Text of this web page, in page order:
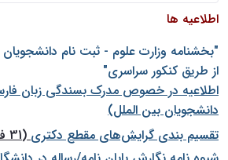
اطلاعیه ها
"بخشنامه وزارت علوم - ثبت نام دانشجويان
از طريق كنكور سراسری"
اطلاعیه در خصوص مدرک بسندگی زبان
دانشجویان بین الملل)
تقسیم بندی گرایش‌های مقطع دکتری(31 فروردین 1404)